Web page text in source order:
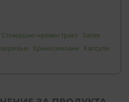
Стомашно-чревен тракт
Запек
Храносмилане Капсули